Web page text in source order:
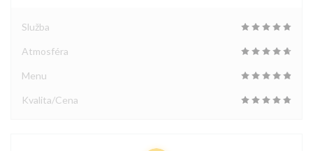
Služba
Atmosféra
Menu
Kvalita/Cena